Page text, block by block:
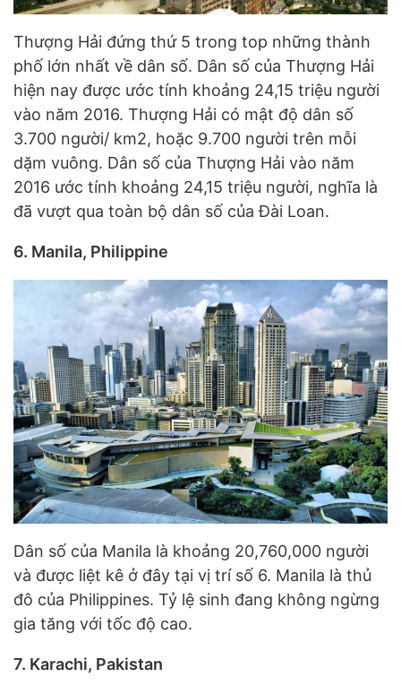
Thượng Hải đứng thứ 5 trong top những thành
phố lớn nhất về dân số. Dân số của Thượng Hải
hiện nay được ước tính khoảng 24,15 triệu người
vào năm 2016. Thượng Hải có mật độ dân số
3.700 người/ km2, hoặc 9.700 người trên mỗi
dặm vuông. Dân số của Thượng Hải vào năm
2016 ước tính khoảng 24,15 triệu người, nghĩa là
đã vượt qua toàn bộ dân số của Đài Loan.
6. Manila, Philippine
Dân số của Manila là khoảng 20,760,000 người
và được liệt kê ở đây tại vị trí số 6. Manila là thủ
đô của Philippines. Tỷ lệ sinh đang không ngừng
gia tăng với tốc độ cao.
7. Karachi, Pakistan